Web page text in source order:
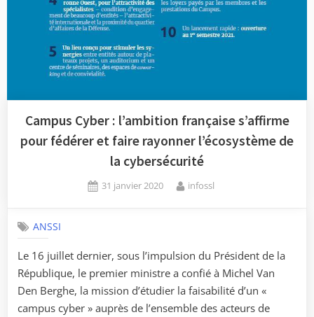
Campus Cyber : l’ambition française s’affirme
pour fédérer et faire rayonner l’écosystème de
la cybersécurité
Posted
31 janvier 2020 By
infossl
ANSSI
Le 16 juillet dernier, sous l’impulsion du Président de la
République, le premier ministre a confié à Michel Van
Den Berghe, la mission d’étudier la faisabilité d’un «
campus cyber » auprès de l’ensemble des acteurs de